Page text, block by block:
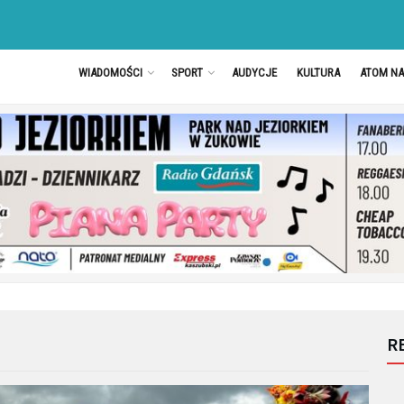
WIADOMOŚCI SPORT AUDYCJE KULTURA ATOM